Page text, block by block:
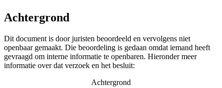
Achtergrond
Dit document is door juristen beoordeeld en vervolgens niet
openbaar gemaakt. Die beoordeling is gedaan omdat iemand heeft
gevraagd om interne informatie te openbaren. Hieronder meer
informatie over dat verzoek en het besluit:
Achtergrond